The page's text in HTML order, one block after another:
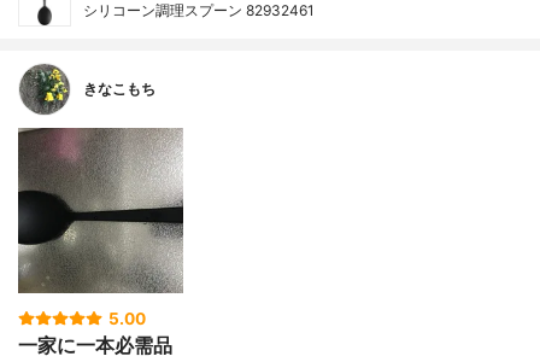
シリコーン調理スプーン 82932461
きなこもち
5.00
一家に一本必需品